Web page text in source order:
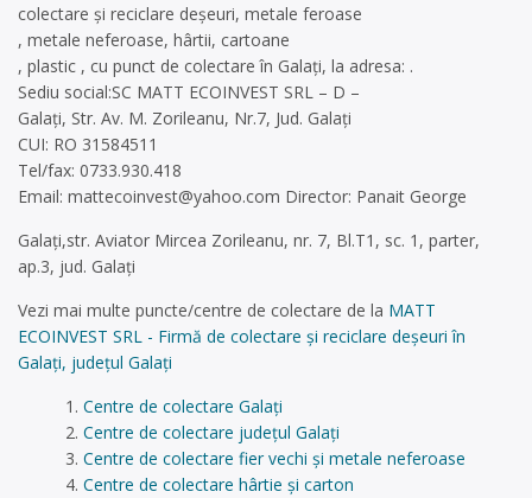
colectare și reciclare deșeuri, metale feroase
, metale neferoase, hârtii, cartoane
, plastic , cu punct de colectare în Galați, la adresa: .
Sediu social:SC MATT ECOINVEST SRL – D –
Galați, Str. Av. M. Zorileanu, Nr.7, Jud. Galați
CUI: RO 31584511
Tel/fax: 0733.930.418
Email: mattecoinvest@yahoo.com Director: Panait George
Galați,str. Aviator Mircea Zorileanu, nr. 7, Bl.T1, sc. 1, parter,
ap.3, jud. Galați
Vezi mai multe puncte/centre de colectare de la MATT
ECOINVEST SRL - Firmă de colectare și reciclare deșeuri în
Galați, județul Galați
Centre de colectare Galați
Centre de colectare județul Galați
Centre de colectare fier vechi și metale neferoase
Centre de colectare hârtie și carton